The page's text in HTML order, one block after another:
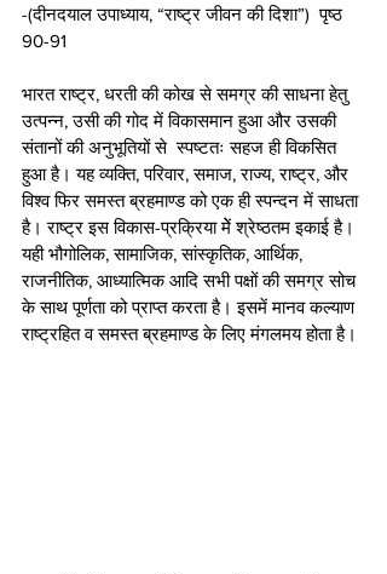
-(दीनदयाल उपाध्याय, “राष्ट्र जीवन की दिशा”)  पृष्ठ
90-91
भारत राष्ट्र, धरती की कोख से समग्र की साधना हेतु
उत्पन्न, उसी की गोद में विकासमान हुआ और उसकी
संतानों की अनुभूतियों से  स्पष्टतः सहज ही विकसित
हुआ है। यह व्यक्ति, परिवार, समाज, राज्य, राष्ट्र, और
विश्व फिर समस्त ब्रहमाण्ड को एक ही स्पन्दन में साधता
है। राष्ट्र इस विकास-प्रक्रिया मेें श्रेष्ठतम इकाई है।
यही भौगोलिक, सामाजिक, सांस्कृतिक, आर्थिक,
राजनीतिक, आध्यात्मिक आदि सभी पक्षों की समग्र सोच
के साथ पूर्णता को प्राप्त करता है। इसमें मानव कल्याण
राष्ट्रहित व समस्त ब्रहमाण्ड के लिए मंगलमय होता है।